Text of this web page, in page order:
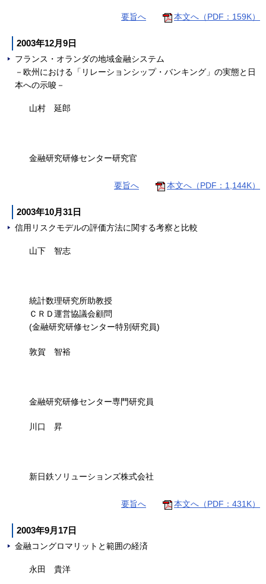
要旨へ 本文へ（PDF：159K）
2003年12月9日
フランス・オランダの地域金融システム
－欧州における「リレーションシップ・バンキング」の実態と日
本への示唆－
山村 延郎
金融研究研修センター研究官
要旨へ 本文へ（PDF：1,144K）
2003年10月31日
信用リスクモデルの評価方法に関する考察と比較
山下 智志
統計数理研究所助教授
ＣＲＤ運営協議会顧問
(金融研究研修センター特別研究員)
敦賀 智裕
金融研究研修センター専門研究員
川口 昇
新日鉄ソリューションズ株式会社
要旨へ 本文へ（PDF：431K）
2003年9月17日
金融コングロマリットと範囲の経済
永田 貴洋